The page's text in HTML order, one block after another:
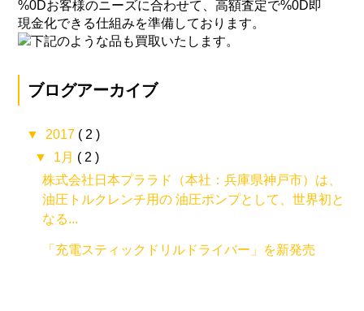
ブログアーカイブ
▼ 2017 ( 2 )
▼ 1月 ( 2 )
株式会社日本プララド（本社：兵庫県神戸市）は、
油圧トルクレンチ用の 油圧ポンプとして、世界初と
なる...
「充電スティックドリルドライバー」を新発売